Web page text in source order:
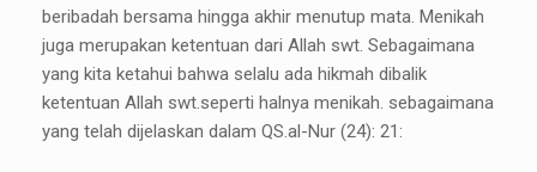
beribadah bersama hingga akhir menutup mata. Menikah
juga merupakan ketentuan dari Allah swt. Sebagaimana
yang kita ketahui bahwa selalu ada hikmah dibalik
ketentuan Allah swt.seperti halnya menikah. sebagaimana
yang telah dijelaskan dalam QS.al-Nur (24): 21: